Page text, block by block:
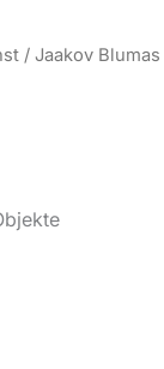
/ Jaakov Blumas